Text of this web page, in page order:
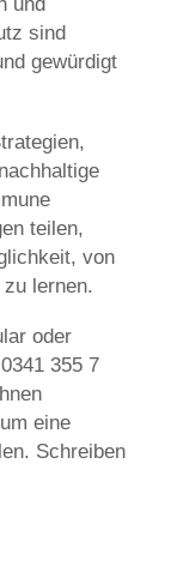
sind
gewürdigt
teilen,
von
lernen.
oder
355 7
eine
Schreiben